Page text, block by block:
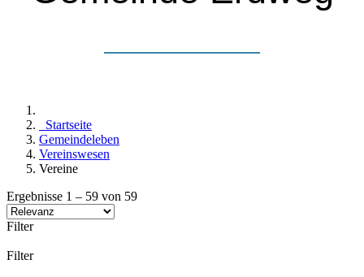
Startseite
Gemeindeleben
Vereinswesen
Vereine
Ergebnisse 1 – 59 von 59
Filter
Filter